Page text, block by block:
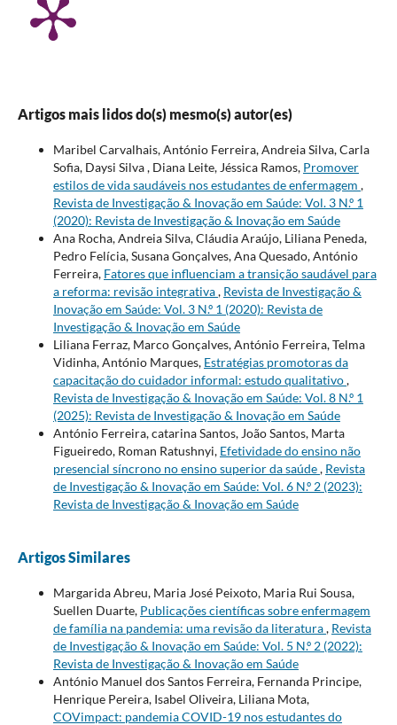
Artigos mais lidos do(s) mesmo(s) autor(es)
Maribel Carvalhais, António Ferreira, Andreia Silva, Carla
Sofia, Daysi Silva , Diana Leite, Jéssica Ramos, Promover
estilos de vida saudáveis nos estudantes de enfermagem ,
Revista de Investigação & Inovação em Saúde: Vol. 3 N.º 1
(2020): Revista de Investigação & Inovação em Saúde
Ana Rocha, Andreia Silva, Cláudia Araújo, Liliana Peneda,
Pedro Felícia, Susana Gonçalves, Ana Quesado, António
Ferreira, Fatores que influenciam a transição saudável para
a reforma: revisão integrativa, Revista de Investigação &
Inovação em Saúde: Vol. 3 N.º 1 (2020): Revista de
Investigação & Inovação em Saúde
Liliana Ferraz, Marco Gonçalves, António Ferreira, Telma
Vidinha, António Marques, Estratégias promotoras da
capacitação do cuidador informal: estudo qualitativo,
Revista de Investigação & Inovação em Saúde: Vol. 8 N.º 1
(2025): Revista de Investigação & Inovação em Saúde
António Ferreira, catarina Santos, João Santos, Marta
Figueiredo, Roman Ratushnyi, Efetividade do ensino não
presencial síncrono no ensino superior da saúde, Revista
de Investigação & Inovação em Saúde: Vol. 6 N.º 2 (2023):
Revista de Investigação & Inovação em Saúde
Artigos Similares
Margarida Abreu, Maria José Peixoto, Maria Rui Sousa,
Suellen Duarte, Publicações científicas sobre enfermagem
de família na pandemia: uma revisão da literatura, Revista
de Investigação & Inovação em Saúde: Vol. 5 N.º 2 (2022):
Revista de Investigação & Inovação em Saúde
António Manuel dos Santos Ferreira, Fernanda Principe,
Henrique Pereira, Isabel Oliveira, Liliana Mota,
COVimpact: pandemia COVID-19 nos estudantes do